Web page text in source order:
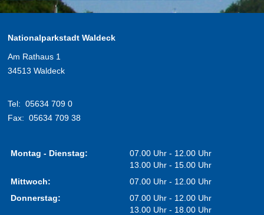
Nationalparkstadt Waldeck
Am Rathaus 1
34513 Waldeck
Tel: 05634 709 0
Fax: 05634 709 38
Montag - Dienstag:
07.00 Uhr - 12.00 Uhr
13.00 Uhr - 15.00 Uhr
Mittwoch:
07.00 Uhr - 12.00 Uhr
Donnerstag:
07.00 Uhr - 12.00 Uhr
13.00 Uhr - 18.00 Uhr